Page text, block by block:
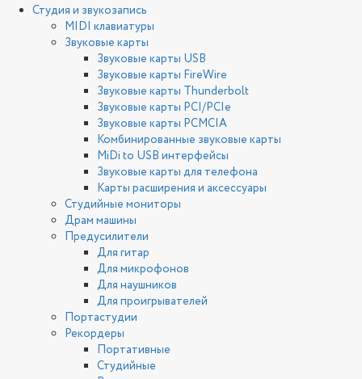
Студия и звукозапись
MIDI клавиатуры
Звуковые карты
Звуковые карты USB
Звуковые карты FireWire
Звуковые карты Thunderbolt
Звуковые карты PCI/PCIe
Звуковые карты PCMCIA
Комбинированные звуковые карты
MiDi to USB интерфейсы
Звуковые карты для телефона
Карты расширения и аксессуары
Студийные мониторы
Драм машины
Предусилители
Для гитар
Для микрофонов
Для наушников
Для проигрывателей
Портастудии
Рекордеры
Портативные
Студийные